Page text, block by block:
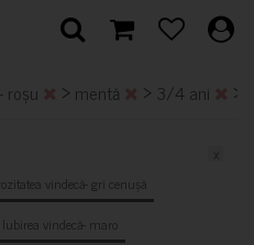
roșu > mentă > 3/4 ani >
vindecă- gri cenușă
Iubirea vindecă- maro